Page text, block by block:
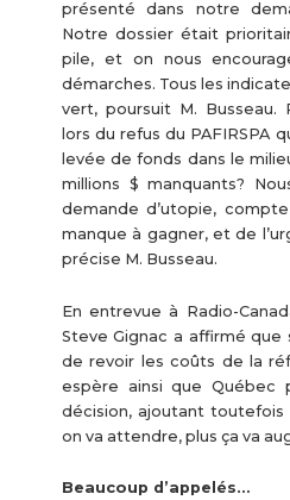
présenté dans notre
Notre dossier était
pile, et on nous
démarches. Tous les
vert, poursuit M. Busseau.
lors du refus du PAFIRSPA
levée de fonds dans le
millions $ manquants?
demande d’utopie,
manque à gagner, et de
précise M. Busseau.
En entrevue à Radio-
Steve Gignac a affirmé
de revoir les coûts de la
espère ainsi que Québec
décision, ajoutant toutefois
on va attendre, plus ça va
Beaucoup d’appelés…